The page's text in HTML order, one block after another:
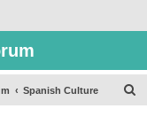
Spanish Culture